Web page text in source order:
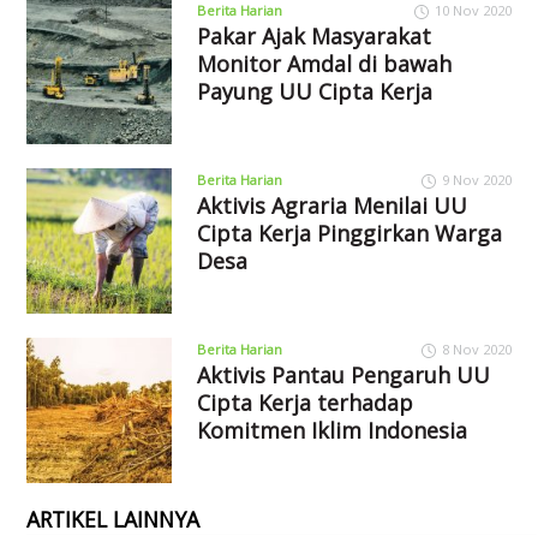
Berita Harian 10 Nov 2020
Pakar Ajak Masyarakat
Monitor Amdal di bawah
Payung UU Cipta Kerja
Berita Harian 9 Nov 2020
Aktivis Agraria Menilai UU
Cipta Kerja Pinggirkan Warga
Desa
Berita Harian 8 Nov 2020
Aktivis Pantau Pengaruh UU
Cipta Kerja terhadap
Komitmen Iklim Indonesia
ARTIKEL LAINNYA